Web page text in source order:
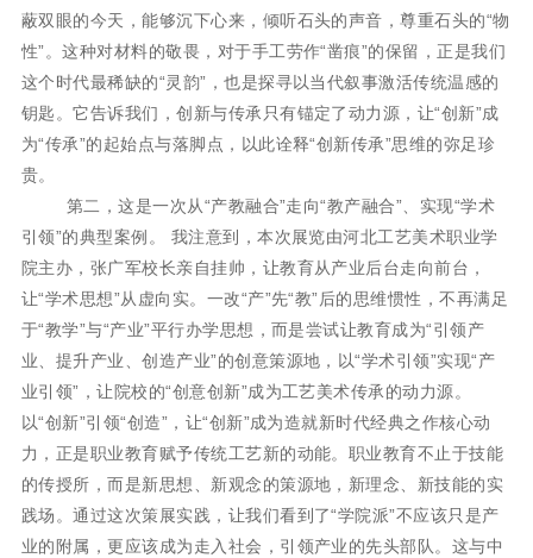
蔽双眼的今天，能够沉下心来，倾听石头的声音，尊重石头的“物
性”。这种对材料的敬畏，对于手工劳作“凿痕”的保留，正是我们
这个时代最稀缺的“灵韵”，也是探寻以当代叙事激活传统温感的
钥匙。它告诉我们，创新与传承只有锚定了动力源，让“创新”成
为“传承”的起始点与落脚点，以此诠释“创新传承”思维的弥足珍
贵。
第二，这是一次从“产教融合”走向“教产融合”、实现“学术
引领”的典型案例。 我注意到，本次展览由河北工艺美术职业学
院主办，张广军校长亲自挂帅，让教育从产业后台走向前台，
让“学术思想”从虚向实。一改“产”先“教”后的思维惯性，不再满足
于“教学”与“产业”平行办学思想，而是尝试让教育成为“引领产
业、提升产业、创造产业”的创意策源地，以“学术引领”实现“产
业引领”，让院校的“创意创新”成为工艺美术传承的动力源。
以“创新”引领“创造”，让“创新”成为造就新时代经典之作核心动
力，正是职业教育赋予传统工艺新的动能。职业教育不止于技能
的传授所，而是新思想、新观念的策源地，新理念、新技能的实
践场。通过这次策展实践，让我们看到了“学院派”不应该只是产
业的附属，更应该成为走入社会，引领产业的先头部队。这与中